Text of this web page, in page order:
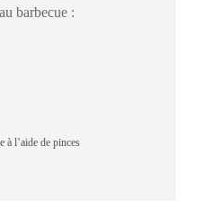
barbecue :
à l’aide de pinces